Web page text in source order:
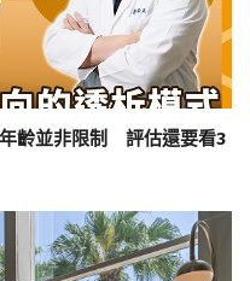
齡並非限制 評估還要看3